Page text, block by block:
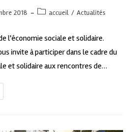
2018 accueil / Actualités
l'économie sociale et solidaire.
invite à participer dans le cadre du
et solidaire aux rencontres de…